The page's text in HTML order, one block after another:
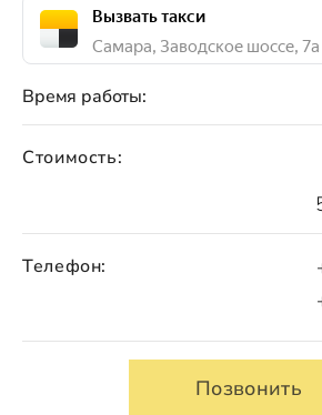
Стоимость:
Время работы:
Телефон:
Позвонить
Вызвать такси
Самара, Заводское шоссе, 7а